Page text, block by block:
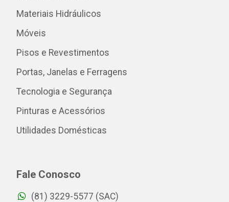
Materiais Hidráulicos
Móveis
Pisos e Revestimentos
Portas, Janelas e Ferragens
Tecnologia e Segurança
Pinturas e Acessórios
Utilidades Domésticas
Fale Conosco
(81) 3229-5577 (SAC)